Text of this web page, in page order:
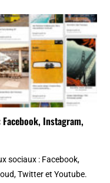
Instagram,
sociaux : Facebook,
Twitter et Youtube.